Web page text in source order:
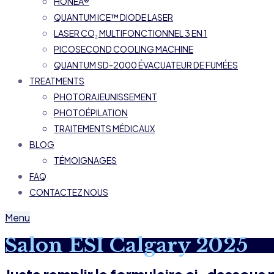
QUANTUM ICE™ DIODE LASER
LASER CO₂ MULTIFONCTIONNEL 3 EN 1
PICOSECOND COOLING MACHINE
QUANTUM SD-2000 ÉVACUATEUR DE FUMÉES
TREATMENTS
PHOTORAJEUNISSEMENT
PHOTOÉPILATION
TRAITEMENTS MÉDICAUX
BLOG
TÉMOIGNAGES
FAQ
CONTACTEZ NOUS
Menu
Salon ESI Calgary 2025